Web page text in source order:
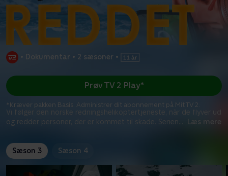
• Dokumentar • 2 sæsoner •
Vi følger den norske redningshelikoptertjeneste, når de flyver ud
og redder personer, der er kommet til skade. Serien
Læs mere
Prøv TV 2 Play*
*Kræver pakken Basis. Administrer dit abonnement på Mit TV 2.
Sæson 3 Sæson 4